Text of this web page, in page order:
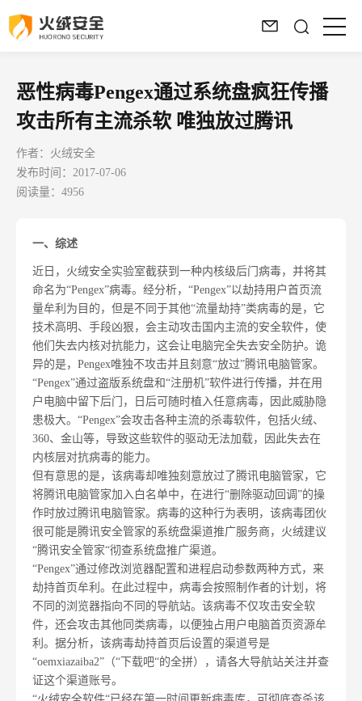
恶性病毒Pengex通过系统盘疯狂传播
攻击所有主流杀软 唯独放过腾讯
作者：火绒安全
发布时间：2017-07-06
阅读量：4956
一、综述
近日，火绒安全实验室截获到一种内核级后门病毒，并将其
命名为“Pengex”病毒。经分析，“Pengex”以劫持用户首页流
量牟利为目的，但是不同于其他“流量劫持”类病毒的是，它
技术高明、手段凶狠，会主动攻击国内主流的安全软件，使
他们失去内核对抗能力，这会让电脑完全失去安全防护。诡
异的是，Pengex唯独不攻击并且刻意“放过”腾讯电脑管家。
“Pengex”通过盗版系统盘和“注册机”软件进行传播，并在用
户电脑中留下后门，日后可随时植入任意病毒，因此威胁隐
患极大。“Pengex”会攻击各种主流的杀毒软件，包括火绒、
360、金山等，导致这些软件的驱动无法加载，因此失去在
内核层对抗病毒的能力。
但有意思的是，该病毒却唯独刻意放过了腾讯电脑管家，它
将腾讯电脑管家加入白名单中，在进行“删除驱动回调”的操
作时放过腾讯电脑管家。病毒的这种行为表明，该病毒团伙
很可能是腾讯安全管家的系统盘渠道推广服务商，火绒建议
“腾讯安全管家“彻查系统盘推广渠道。
“Pengex”通过修改浏览器配置和进程启动参数两种方式，来
劫持首页牟利。在此过程中，病毒会按照制作者的计划，将
不同的浏览器指向不同的导航站。该病毒不仅攻击安全软
件，还会攻击其他同类病毒，以便独占用户电脑首页资源牟
利。据分析，该病毒劫持首页后设置的渠道号是
“oemxiazaiba2”（“下载吧“的全拼），请各大导航站关注并查
证这个渠道账号。